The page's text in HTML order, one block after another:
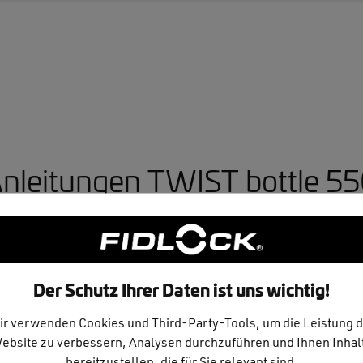
TWIST bottle
Deutsch, English, Français, Português, Español, Italiano
Polski, Český, Slovenský, Русский, Agyar, Hrvatski
Der Schutz Ihrer Daten ist uns wichtig!
verwenden Cookies und Third-Party-Tools, um die Leistung
zu verbessern, Analysen durchzuführen und Ihnen